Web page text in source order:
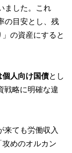
ました。これ
の目安とし、残
の資産にすると
個人向け国債とし
戦略に明確な違
来ても労働収入
めのオルカン